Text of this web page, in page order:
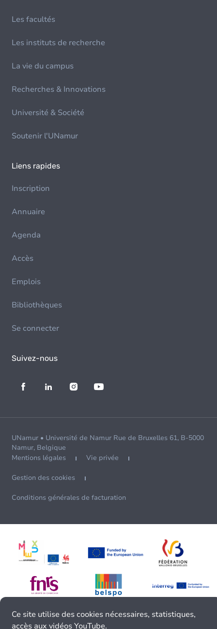
Les facultés
Les instituts de recherche
La vie du campus
Recherches & Innovations
Université & Société
Soutenir l'UNamur
Liens rapides
Inscription
Annuaire
Agenda
Accès
Emplois
Bibliothèques
Se connecter
Suivez-nous
UNamur • Université de Namur Rue de Bruxelles 61, B-5000
Namur, Belgique
Mentions légales
Vie privée
Gestion des cookies
Conditions générales de facturation
Ce site utilise des cookies nécessaires, statistiques,
accès aux vidéos YouTube.